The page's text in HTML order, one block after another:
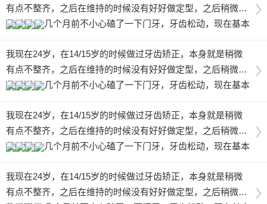
需要多少钱，谢谢啦 ！
有点不整齐，之后在维持的时候没有好好做定型，之后稍微有
些反弹， 几个月前不小心磕了一下门牙，牙齿松动，现在基本
想咨询医生老师 ，我是重新做矫正比较好，还是做美容冠好。
需要多少钱，谢谢啦 ！
我现在24岁，在14/15岁的时候做过牙齿矫正，本身就是稍微
有点不整齐，之后在维持的时候没有好好做定型，之后稍微有
些反弹， 几个月前不小心磕了一下门牙，牙齿松动，现在基本
想咨询医生老师 ，我是重新做矫正比较好，还是做美容冠好。
需要多少钱，谢谢啦 ！
我现在24岁，在14/15岁的时候做过牙齿矫正，本身就是稍微
有点不整齐，之后在维持的时候没有好好做定型，之后稍微有
些反弹， 几个月前不小心磕了一下门牙，牙齿松动，现在基本
想咨询医生老师 ，我是重新做矫正比较好，还是做美容冠好。
需要多少钱，谢谢啦 ！
我现在24岁，在14/15岁的时候做过牙齿矫正，本身就是稍微
有点不整齐，之后在维持的时候没有好好做定型，之后稍微有